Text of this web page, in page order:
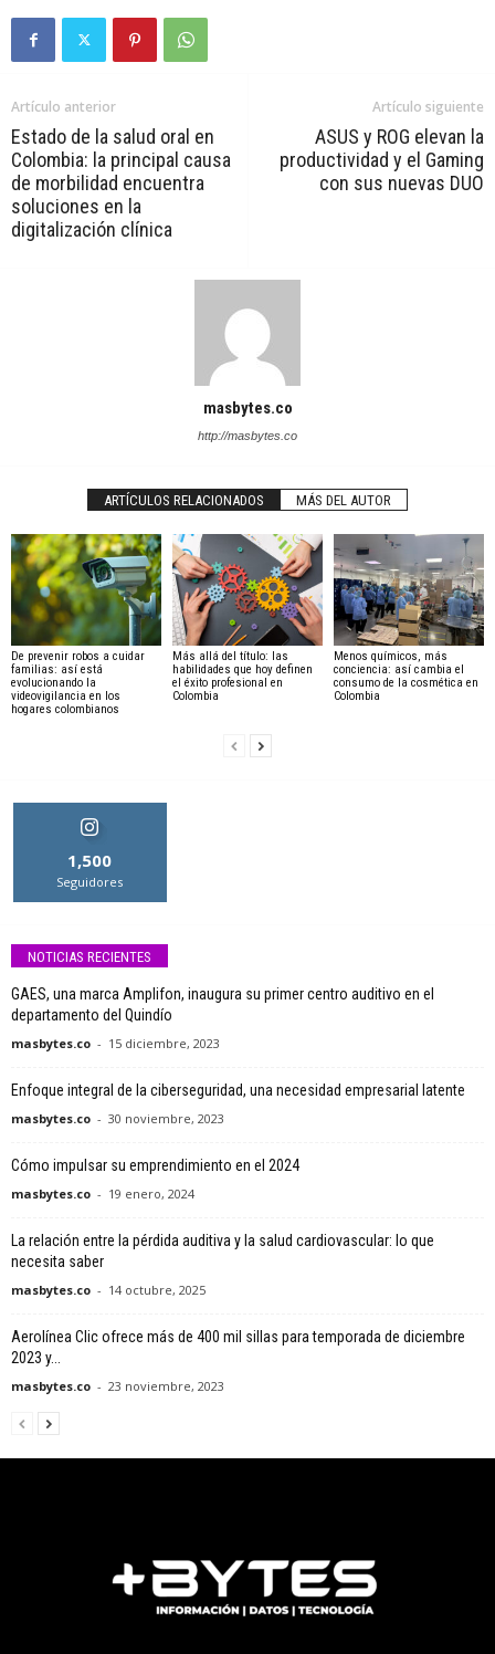
Artículo anterior
Estado de la salud oral en
Colombia: la principal causa
de morbilidad encuentra
soluciones en la
digitalización clínica
Artículo siguiente
ASUS y ROG elevan la
productividad y el Gaming
con sus nuevas DUO
masbytes.co
http://masbytes.co
ARTÍCULOS RELACIONADOS MÁS DEL AUTOR
De prevenir robos a cuidar
familias: así está
evolucionando la
videovigilancia en los
hogares colombianos
Más allá del título: las
habilidades que hoy definen
el éxito profesional en
Colombia
Menos químicos, más
conciencia: así cambia el
consumo de la cosmética en
Colombia
1,500
Seguidores
NOTICIAS RECIENTES
GAES, una marca Amplifon, inaugura su primer centro auditivo en el
departamento del Quindío
masbytes.co - 15 diciembre, 2023
Enfoque integral de la ciberseguridad, una necesidad empresarial latente
masbytes.co - 30 noviembre, 2023
Cómo impulsar su emprendimiento en el 2024
masbytes.co - 19 enero, 2024
La relación entre la pérdida auditiva y la salud cardiovascular: lo que
necesita saber
masbytes.co - 14 octubre, 2025
Aerolínea Clic ofrece más de 400 mil sillas para temporada de diciembre
2023 y...
masbytes.co - 23 noviembre, 2023